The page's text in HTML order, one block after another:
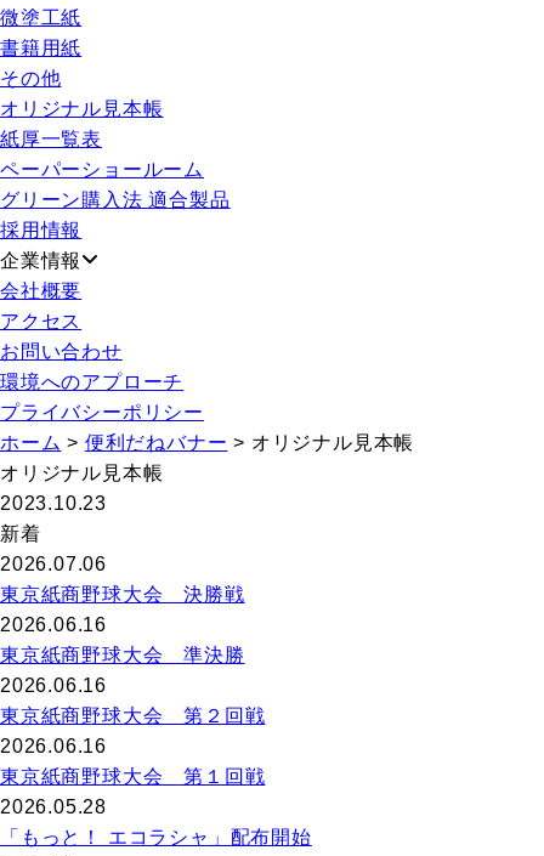
微塗工紙
書籍用紙
その他
オリジナル見本帳
紙厚一覧表
ペーパーショールーム
グリーン購入法 適合製品
採用情報
企業情報
会社概要
アクセス
お問い合わせ
環境へのアプローチ
プライバシーポリシー
ホーム > 便利だねバナー > オリジナル見本帳
オリジナル見本帳
2023.10.23
新着
2026.07.06
東京紙商野球大会 決勝戦
2026.06.16
東京紙商野球大会 準決勝
2026.06.16
東京紙商野球大会 第２回戦
2026.06.16
東京紙商野球大会 第１回戦
2026.05.28
「もっと！ エコラシャ」配布開始